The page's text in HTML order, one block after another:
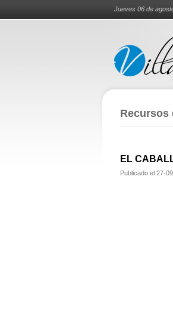
Jueves 06 de
Recursos
EL
Publicado el 27-